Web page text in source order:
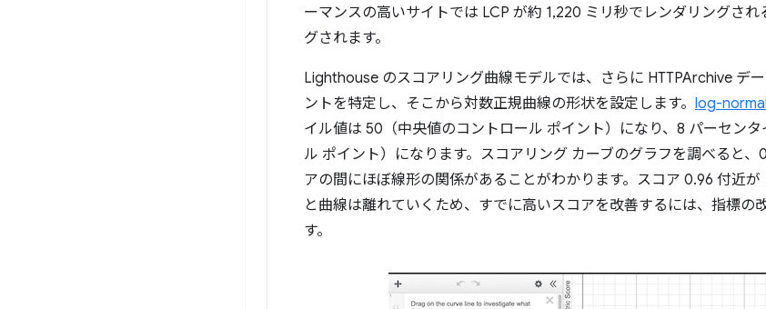
ーマンスの高いサイトでは LCP が約 1,220 ミリ秒でレンダリングさ
グされます。
Lighthouse のスコアリング曲線モデルでは、さらに HTTPArchive デ
ントを特定し、そこから対数正規曲線の形状を設定します。 log-normal
イル値は 50（中央値のコントロール ポイント）になり、8 パーセン
ル ポイント）になります。スコアリング カーブのグラフを調べると
アの間にほぼ線形の関係があることがわかります。スコア 0.96 付近
と曲線は離れていくため、すでに高いスコアを改善するには、指標の
す。